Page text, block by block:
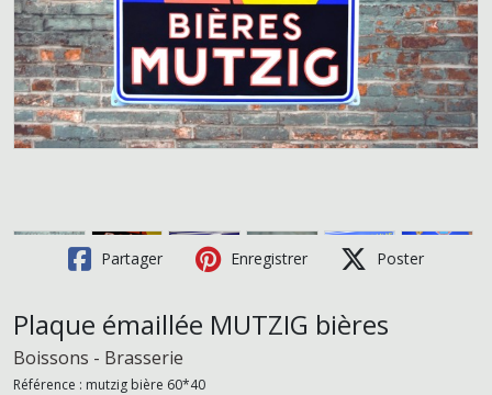
Partager Enregistrer Poster
Plaque émaillée MUTZIG bières
Boissons - Brasserie
Référence : mutzig bière 60*40